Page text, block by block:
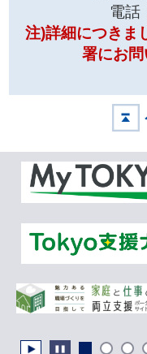
電話
注)詳細につきま
署にお問